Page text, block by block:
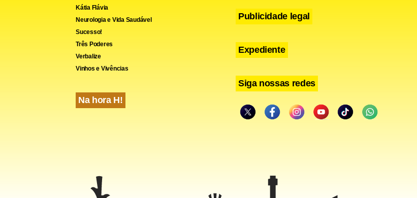
Telegram
Share
Kátia Flávia
Neurologia e Vida Saudável
Sucesso!
Três Poderes
Verbalize
Vinhos e Vivências
Na hora H!
Publicidade legal
Expediente
Siga nossas redes